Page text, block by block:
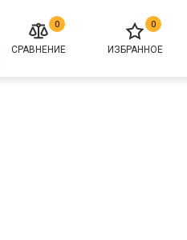
0
СРАВНЕНИЕ
0
ИЗБРАННОЕ